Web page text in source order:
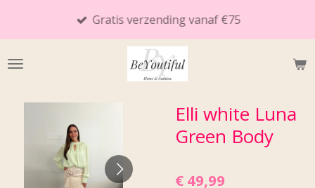
de
Gratis verzending vanaf €75
Elli white Luna
Green Body
€ 49,99